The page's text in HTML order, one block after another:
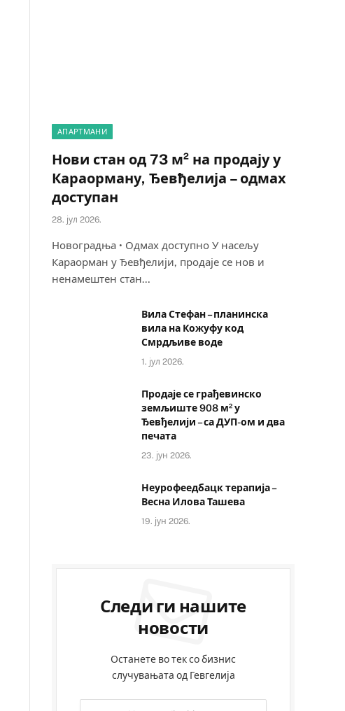
АПАРТМАНИ
Нови стан од 73 м² на продају у
Караорману, Ђевђелија – одмах
доступан
28. јул 2026.
Новоградња • Одмах доступно У насељу
Караорман у Ђевђелији, продаје се нов и
ненамештен стан…
Вила Стефан – планинска
вила на Кожуфу код
Смрдљиве воде
1. јул 2026.
Продаје се грађевинско
земљиште 908 м² у
Ђевђелији – са ДУП-ом и два
печата
23. јун 2026.
Неурофеедбацк терапија –
Весна Илова Ташева
19. јун 2026.
Следи ги нашите
новости
Останете во тек со бизнис
случувањата од Гевгелија